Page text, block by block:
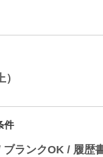
件
ランクOK / 履歴